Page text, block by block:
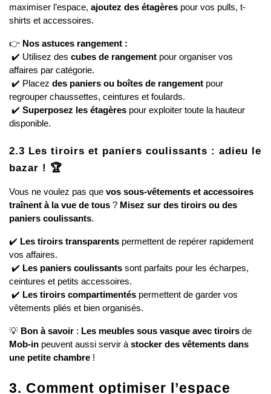
maximiser l’espace, ajoutez des étagères pour vos pulls, t-
shirts et accessoires.
👉 Nos astuces rangement :
✔️ Utilisez des cubes de rangement pour organiser vos
affaires par catégorie.
✔️ Placez des paniers ou boîtes de rangement pour
regrouper chaussettes, ceintures et foulards.
✔️ Superposez les étagères pour exploiter toute la hauteur
disponible.
2.3 Les tiroirs et paniers coulissants : adieu le
bazar ! 🏆
Vous ne voulez pas que vos sous-vêtements et accessoires
traînent à la vue de tous ? Misez sur des tiroirs ou des
paniers coulissants.
✔️ Les tiroirs transparents permettent de repérer rapidement
vos affaires.
✔️ Les paniers coulissants sont parfaits pour les écharpes,
ceintures et petits accessoires.
✔️ Les tiroirs compartimentés permettent de garder vos
vêtements pliés et bien organisés.
💡 Bon à savoir : Les meubles sous vasque avec tiroirs
Mob-in peuvent aussi servir à stocker des vêtements dans
une petite chambre !
3. Comment optimiser l’espace